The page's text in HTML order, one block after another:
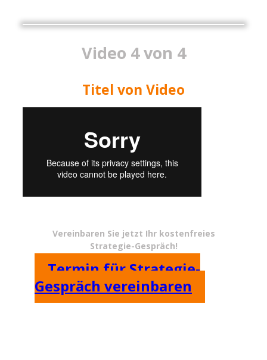
Video 4 von 4
Titel von Video
Vereinbaren Sie jetzt Ihr kostenfreies
Strategie-Gespräch!
Termin für Strategie-
Gespräch vereinbaren